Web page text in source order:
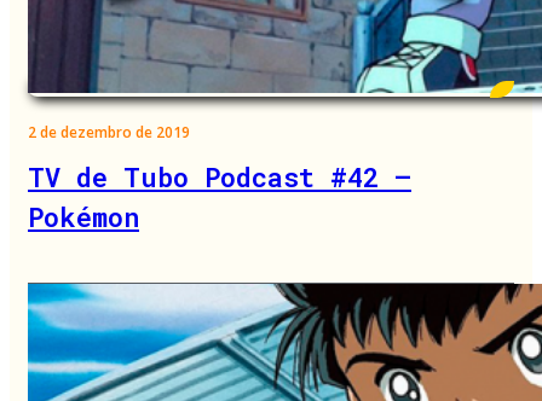
2 de dezembro de 2019
TV de Tubo Podcast #42 –
Pokémon